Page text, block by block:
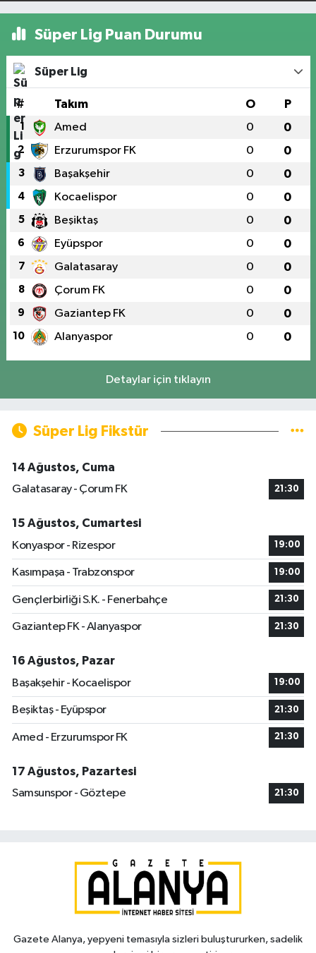
Süper Lig Puan Durumu
Süper Lig
# Takım O P
1 Amed 0 0
2 Erzurumspor FK 0 0
3 Başakşehir 0 0
4 Kocaelispor 0 0
5 Beşiktaş 0 0
6 Eyüpspor 0 0
7 Galatasaray 0 0
8 Çorum FK 0 0
9 Gaziantep FK 0 0
10 Alanyaspor 0 0
Detaylar için tıklayın
Süper Lig Fikstür
14 Ağustos, Cuma
Galatasaray - Çorum FK
21:30
15 Ağustos, Cumartesi
Konyaspor - Rizespor
19:00
Kasımpaşa - Trabzonspor 19:00
Gençlerbirliği S.K. - Fenerbahçe 21:30
Gaziantep FK - Alanyaspor 21:30
16 Ağustos, Pazar
Başakşehir - Kocaelispor
19:00
Beşiktaş - Eyüpspor 21:30
Amed - Erzurumspor FK 21:30
17 Ağustos, Pazartesi
Samsunspor - Göztepe
21:30
Gazete Alanya, yepyeni temasıyla sizleri buluştururken, sadelik